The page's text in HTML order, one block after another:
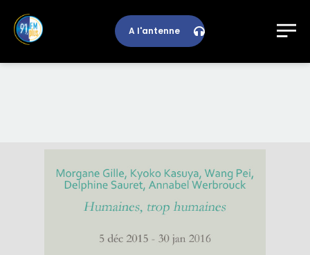
A l'antenne